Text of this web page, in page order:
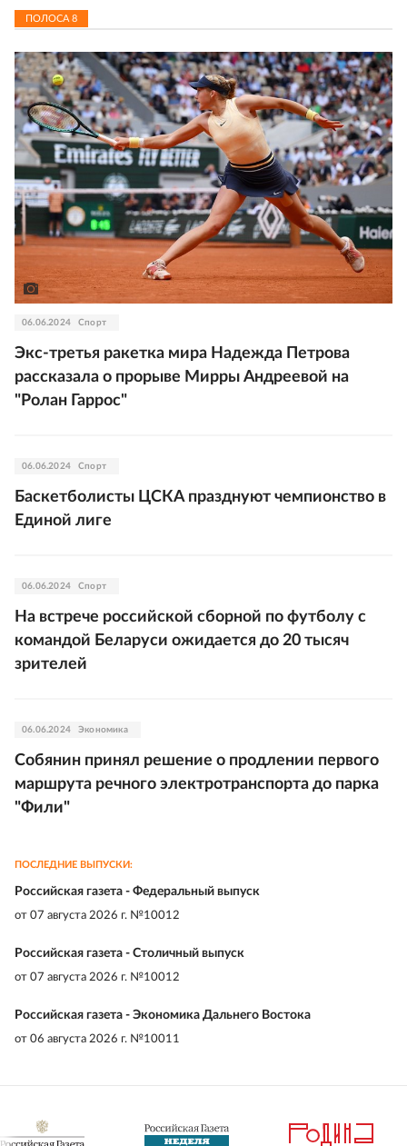
ПОЛОСА 8
06.06.2024 Спорт
Экс-третья ракетка мира Надежда Петрова
рассказала о прорыве Мирры Андреевой на
"Ролан Гаррос"
06.06.2024 Спорт
Баскетболисты ЦСКА празднуют чемпионство в
Единой лиге
06.06.2024 Спорт
На встрече российской сборной по футболу с
командой Беларуси ожидается до 20 тысяч
зрителей
06.06.2024 Экономика
Собянин принял решение о продлении первого
маршрута речного электротранспорта до парка
"Фили"
ПОСЛЕДНИЕ ВЫПУСКИ:
Российская газета - Федеральный выпуск
от 07 августа 2026 г. №10012
Российская газета - Столичный выпуск
от 07 августа 2026 г. №10012
Российская газета - Экономика Дальнего Востока
от 06 августа 2026 г. №10011